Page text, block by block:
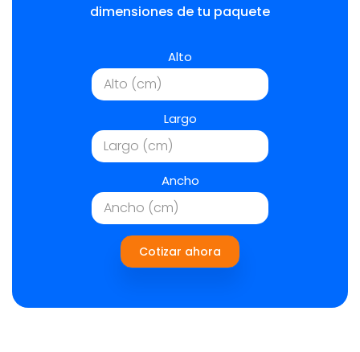
dimensiones de tu paquete
Alto
Largo
Ancho
Cotizar ahora